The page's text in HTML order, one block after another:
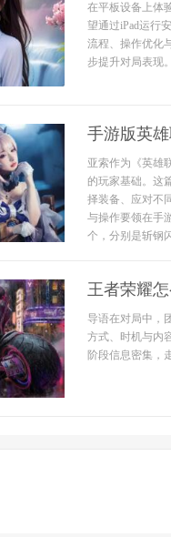
在平板设备上体
望通过iPad运行
流程、操作优化
步提升对局表现
手游版英
亚索作为《英雄
的玩家基础。这
择装备、应对不
与操作要领在手
个，分别是斩钢
王者荣耀
导语在对局中，
方式、时机与内
阶段信息密集，